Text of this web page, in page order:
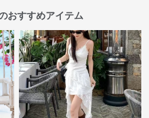
おすすめアイテム